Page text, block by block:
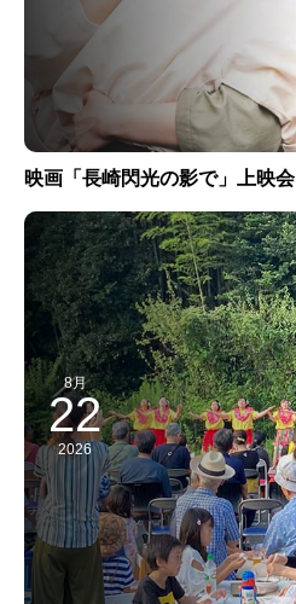
映画「長崎閃光の影で」上映会
8月
22
2026